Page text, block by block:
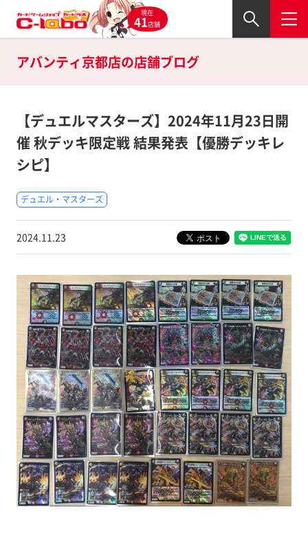
現在
41店舗
アバンティ京都店の店舗ブログ
【デュエルマスターズ】2024年11月23日開
催 秋デッキ限定戦 結果発表【優勝デッキレ
シピ】
デュエル・マスターズ
2024.11.23